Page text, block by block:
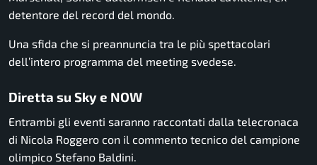
detentore del record del mondo.
Una sfida che si preannuncia tra le più spettacolari
dell’intero programma del meeting svedese.
Diretta su Sky e NOW
Entrambi gli eventi saranno raccontati dalla telecronaca
di Nicola Roggero con il commento tecnico del campione
olimpico Stefano Baldini.